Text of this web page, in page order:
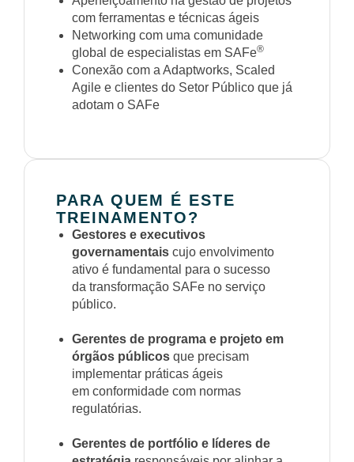
com ferramentas e técnicas ágeis
Networking com uma comunidade
global de especialistas em SAFe®
Conexão com a Adaptworks, Scaled
Agile e clientes do Setor Público que já
adotam o SAFe
PARA QUEM É ESTE
TREINAMENTO?
Gestores e executivos
governamentais cujo envolvimento
ativo é fundamental para o sucesso
da transformação SAFe no serviço
público.
Gerentes de programa e projeto em
órgãos públicos que precisam
implementar práticas ágeis
em conformidade com normas
regulatórias.
Gerentes de portfólio e líderes de